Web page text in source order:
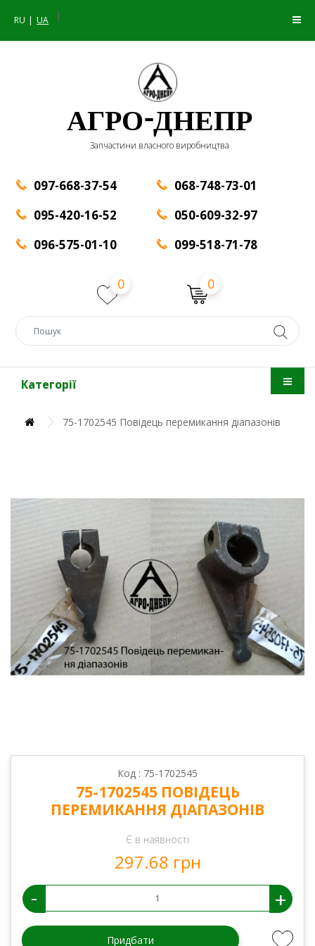
RU UA |
АГРО-ДНЕПР
Запчастини власного виробництва
097-668-37-54
095-420-16-52
096-575-01-10
068-748-73-01
050-609-32-97
099-518-71-78
0 0
Категорії
75-1702545 Повідець перемикання діапазонів
Код : 75-1702545
75-1702545 ПОВІДЕЦЬ
ПЕРЕМИКАННЯ ДІАПАЗОНІВ
Є в наявності
297.68 грн
- +
Придбати